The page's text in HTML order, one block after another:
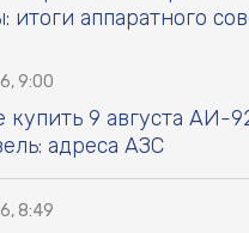
итоги аппаратного
9:00
купить 9 августа АИ-
адреса АЗС
8:49